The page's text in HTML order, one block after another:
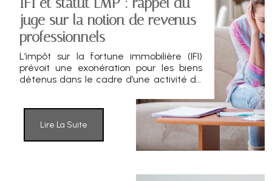
juge sur la notion de revenus
professionnels
L’impôt sur la fortune immobilière (IFI)
prévoit une exonération pour les biens
détenus dans le cadre d’une activité de
à condition que celle-ci soit reconnue
comme une activité exercée à titre
principal.Lire La Suite